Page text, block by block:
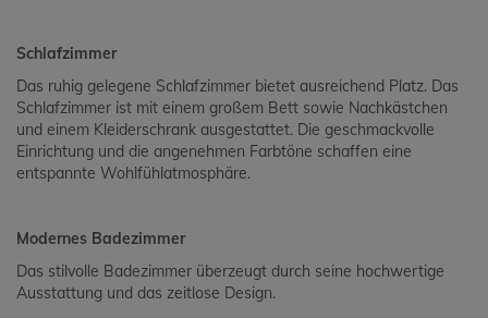
Schlafzimmer
Das ruhig gelegene Schlafzimmer bietet ausreichend Platz. Das
Schlafzimmer ist mit einem großem Bett sowie Nachkästchen
und einem Kleiderschrank ausgestattet. Die geschmackvolle
Einrichtung und die angenehmen Farbtöne schaffen eine
entspannte Wohlfühlatmosphäre.
Modernes Badezimmer
Das stilvolle Badezimmer überzeugt durch seine hochwertige
Ausstattung und das zeitlose Design.